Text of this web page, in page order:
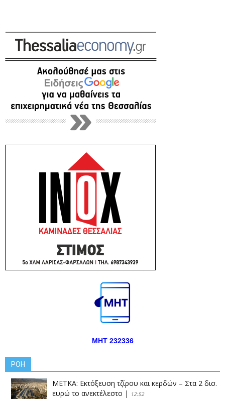
ΜΗΤ 232336
ΡΟΗ
ΜΕΤΚΑ: Εκτόξευση τζίρου και κερδών – Στα 2 δισ.
ευρώ το ανεκτέλεστο | 12:52